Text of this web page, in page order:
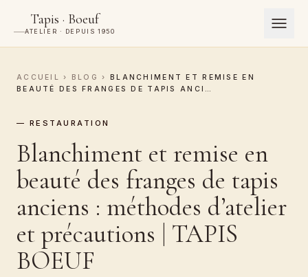
Tapis · Boeuf
ATELIER · DEPUIS 1950
ACCUEIL › BLOG ›
BLANCHIMENT ET REMISE EN
BEAUTÉ DES FRANGES DE TAPIS ANCI…
— RESTAURATION
Blanchiment et remise en
beauté des franges de tapis
anciens : méthodes d’atelier
et précautions | TAPIS
BOEUF